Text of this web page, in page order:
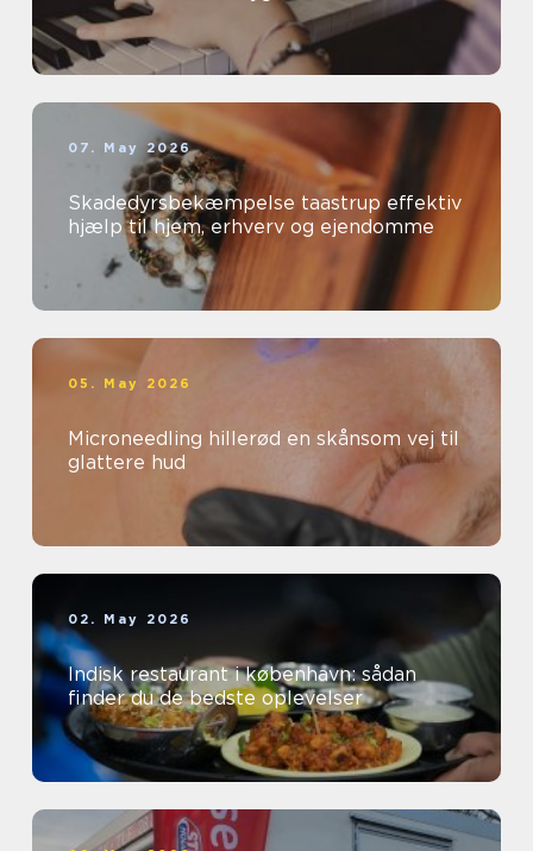
07. May 2026
Skadedyrsbekæmpelse taastrup effektiv
hjælp til hjem, erhverv og ejendomme
05. May 2026
Microneedling hillerød en skånsom vej til
glattere hud
02. May 2026
Indisk restaurant i københavn: sådan
finder du de bedste oplevelser